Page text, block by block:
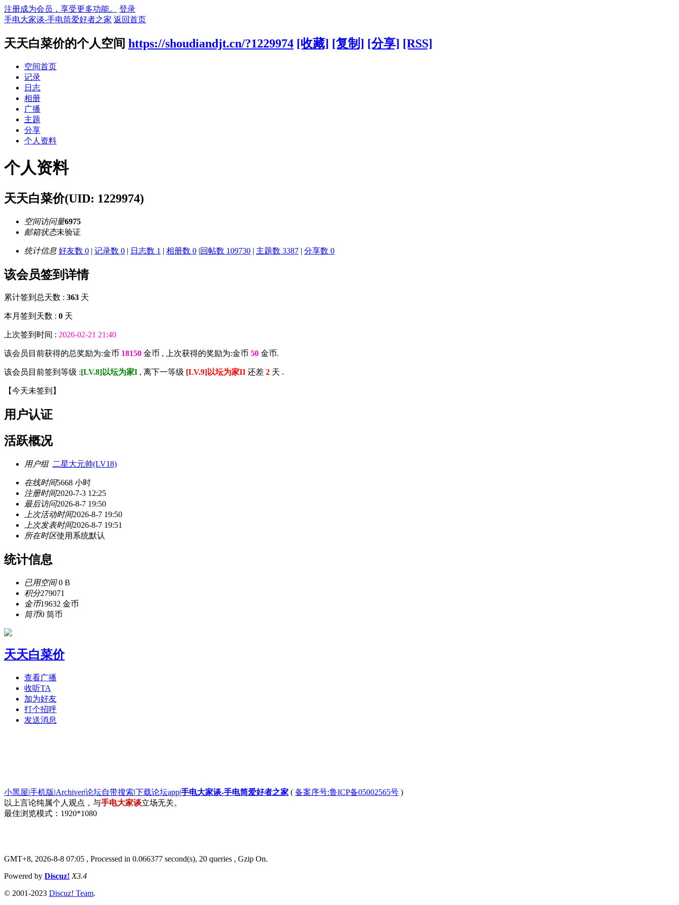
注册成为会员，享受更多功能。
登录
手电大家谈-手电筒爱好者之家 返回首页
天天白菜价的个人空间 https://shoudiandjt.cn/?1229974 [收藏] [复制] [分享] [RSS]
空间首页
记录
日志
相册
广播
主题
分享
个人资料
个人资料
天天白菜价(UID: 1229974)
空间访问量6975
邮箱状态未验证
统计信息 好友数 0 | 记录数 0 | 日志数 1 | 相册数 0 |回帖数 109730 | 主题数 3387 | 分享数 0
该会员签到详情
累计签到总天数 : 363 天
本月签到天数 : 0 天
上次签到时间 : 2026-02-21 21:40
该会员目前获得的总奖励为:金币 18150 金币 , 上次获得的奖励为:金币 50 金币.
该会员目前签到等级 :[LV.8]以坛为家I , 离下一等级 [LV.9]以坛为家II 还差 2 天 .
【今天未签到 】
用户认证
活跃概况
用户组 二星大元帅(LV18)
在线时间5668 小时
注册时间2020-7-3 12:25
最后访问2026-8-7 19:50
上次活动时间2026-8-7 19:50
上次发表时间2026-8-7 19:51
所在时区使用系统默认
统计信息
已用空间0 B
积分279071
金币19632 金币
筒币0 筒币
天天白菜价
查看广播
收听TA
加为好友
打个招呼
发送消息
小黑屋|手机版|Archiver|论坛自带搜索|下载论坛app|手电大家谈-手电筒爱好者之家 ( 备案序号:鲁ICP备05002565号 )
以上言论纯属个人观点，与手电大家谈立场无关。
最佳浏览模式：1920*1080
GMT+8, 2026-8-8 07:05 , Processed in 0.066377 second(s), 20 queries , Gzip On.
Powered by Discuz! X3.4
© 2001-2023 Discuz! Team.